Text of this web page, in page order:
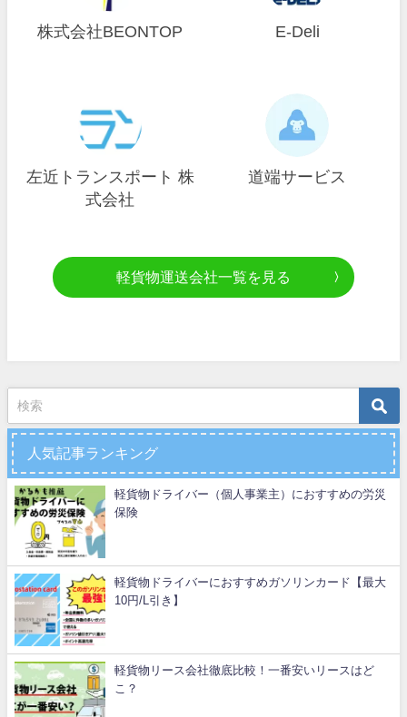
株式会社BEONTOP E-Deli
左近トランスポート 株
式会社
道端サービス
軽貨物運送会社一覧を見る
人気記事ランキング
軽貨物ドライバー（個人事業主）におすすめの労災
保険
軽貨物ドライバーにおすすめガソリンカード【最大
10円/L引き】
軽貨物リース会社徹底比較！一番安いリースはど
こ？